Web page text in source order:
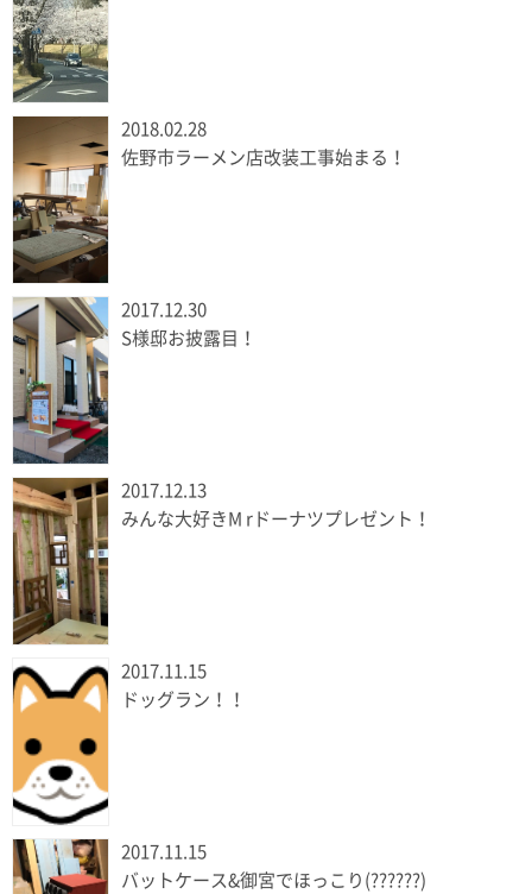
2018.02.28
佐野市ラーメン店改装工事始まる！
2017.12.30
S様邸お披露目！
2017.12.13
みんな大好きM rドーナツプレゼント！
2017.11.15
ドッグラン！！
2017.11.15
バットケース&御宮でほっこり(??????)